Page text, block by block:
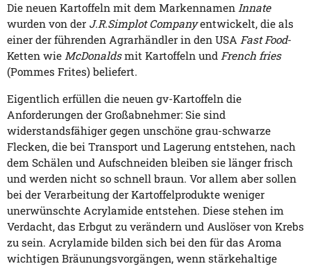
Die neuen Kartoffeln mit dem Markennamen Innate
wurden von der J.R.Simplot Companyentwickelt, die als
einer der führenden Agrarhändler in den USA Fast Food-
Ketten wie McDonaldsmit Kartoffeln und French fries
(Pommes Frites) beliefert.
Eigentlich erfüllen die neuen gv-Kartoffeln die
Anforderungen der Großabnehmer: Sie sind
widerstandsfähiger gegen unschöne grau-schwarze
Flecken, die bei Transport und Lagerung entstehen, nach
dem Schälen und Aufschneiden bleiben sie länger frisch
und werden nicht so schnell braun. Vor allem aber sollen
bei der Verarbeitung der Kartoffelprodukte weniger
unerwünschte Acrylamide entstehen. Diese stehen im
Verdacht, das Erbgut zu verändern und Auslöser von Krebs
zu sein. Acrylamide bilden sich bei den für das Aroma
wichtigen Bräunungsvorgängen, wenn stärkehaltige